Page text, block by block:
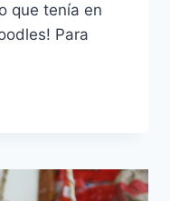
que tenía en
Para